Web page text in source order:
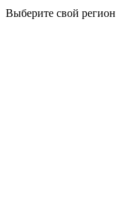
Выберите свой регион